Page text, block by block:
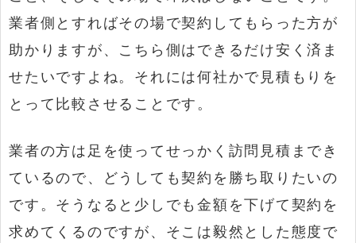
業者側とすればその場で契約してもらった方が
助かりますが、こちら側はできるだけ安く済ま
せたいですよね。それには何社かで見積もりを
とって比較させることです。
業者の方は足を使ってせっかく訪問見積までき
ているので、どうしても契約を勝ち取りたいの
です。そうなると少しでも金額を下げて契約を
求めてくるのですが、そこは毅然とした態度で